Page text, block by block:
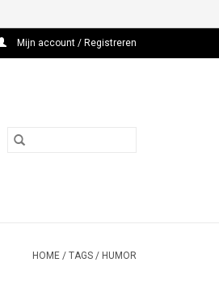
Mijn account / Registreren
HOME / TAGS / HUMOR